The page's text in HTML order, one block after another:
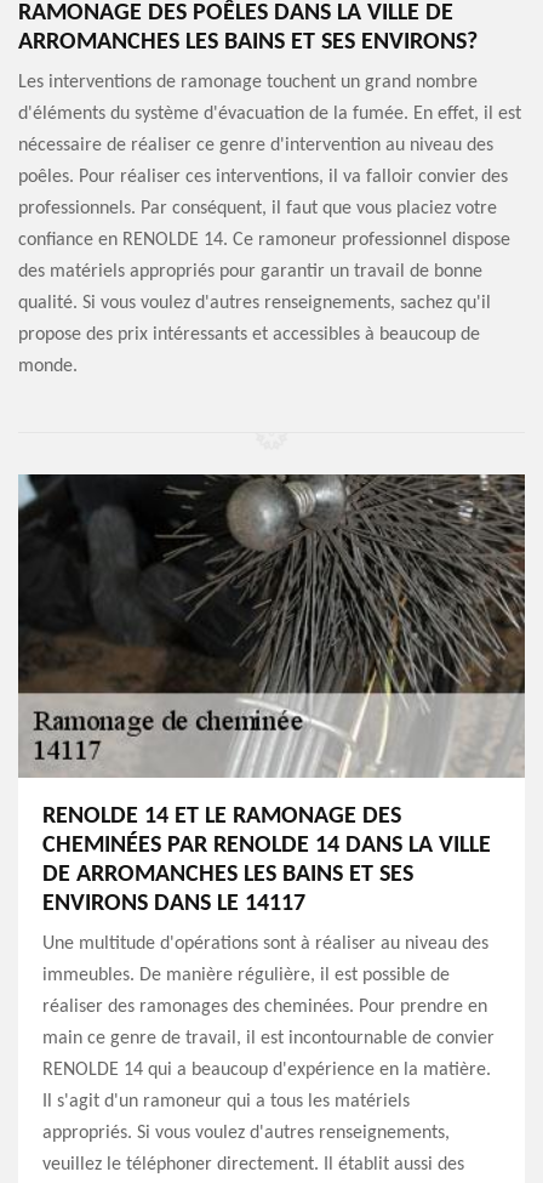
RAMONAGE DES POÊLES DANS LA VILLE DE
ARROMANCHES LES BAINS ET SES ENVIRONS?
Les interventions de ramonage touchent un grand nombre
d'éléments du système d'évacuation de la fumée. En effet, il est
nécessaire de réaliser ce genre d'intervention au niveau des
poêles. Pour réaliser ces interventions, il va falloir convier des
professionnels. Par conséquent, il faut que vous placiez votre
confiance en RENOLDE 14. Ce ramoneur professionnel dispose
des matériels appropriés pour garantir un travail de bonne
qualité. Si vous voulez d'autres renseignements, sachez qu'il
propose des prix intéressants et accessibles à beaucoup de
monde.
RENOLDE 14 ET LE RAMONAGE DES
CHEMINÉES PAR RENOLDE 14 DANS LA VILLE
DE ARROMANCHES LES BAINS ET SES
ENVIRONS DANS LE 14117
Une multitude d'opérations sont à réaliser au niveau des
immeubles. De manière régulière, il est possible de
réaliser des ramonages des cheminées. Pour prendre en
main ce genre de travail, il est incontournable de convier
RENOLDE 14 qui a beaucoup d'expérience en la matière.
Il s'agit d'un ramoneur qui a tous les matériels
appropriés. Si vous voulez d'autres renseignements,
veuillez le téléphoner directement. Il établit aussi des